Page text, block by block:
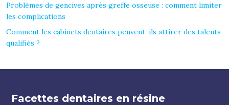
Problèmes de gencives après greffe osseuse : comment limiter
les complications
Comment les cabinets dentaires peuvent-ils attirer des talents
qualifiés ?
Facettes dentaires en résine